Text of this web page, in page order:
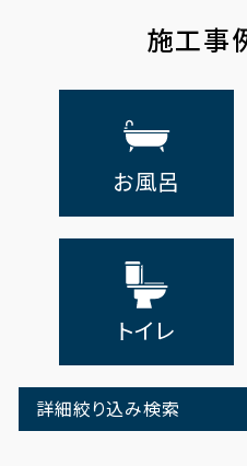
施工事
お風呂
トイレ
詳細絞り込み検索